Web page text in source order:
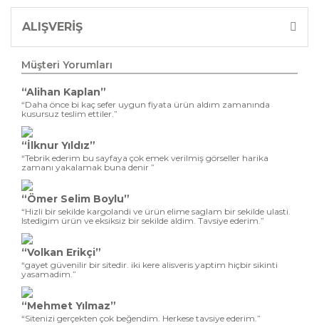
ALIŞVERİŞ
Müşteri Yorumları
“Alihan Kaplan”
“Daha önce bi kaç sefer uygun fiyata ürün aldım zamanında
kusursuz teslim ettiler.”
“İlknur Yıldız”
“Tebrik ederim bu sayfaya çok emek verilmiş görseller harika
zamanı yakalamak buna denir ”
“Ömer Selim Boylu”
“Hizli bir sekilde kargolandi ve ürün elime saglam bir sekilde ulasti.
Istedigim ürün ve eksiksiz bir sekilde aldim. Tavsiye ederim.”
“Volkan Erikçi”
“gayet güvenilir bir sitedir. iki kere alisveris yaptim hiçbir sikinti
yasamadim.”
“Mehmet Yılmaz”
“Sitenizi gerçekten çok beğendim. Herkese tavsiye ederim.”